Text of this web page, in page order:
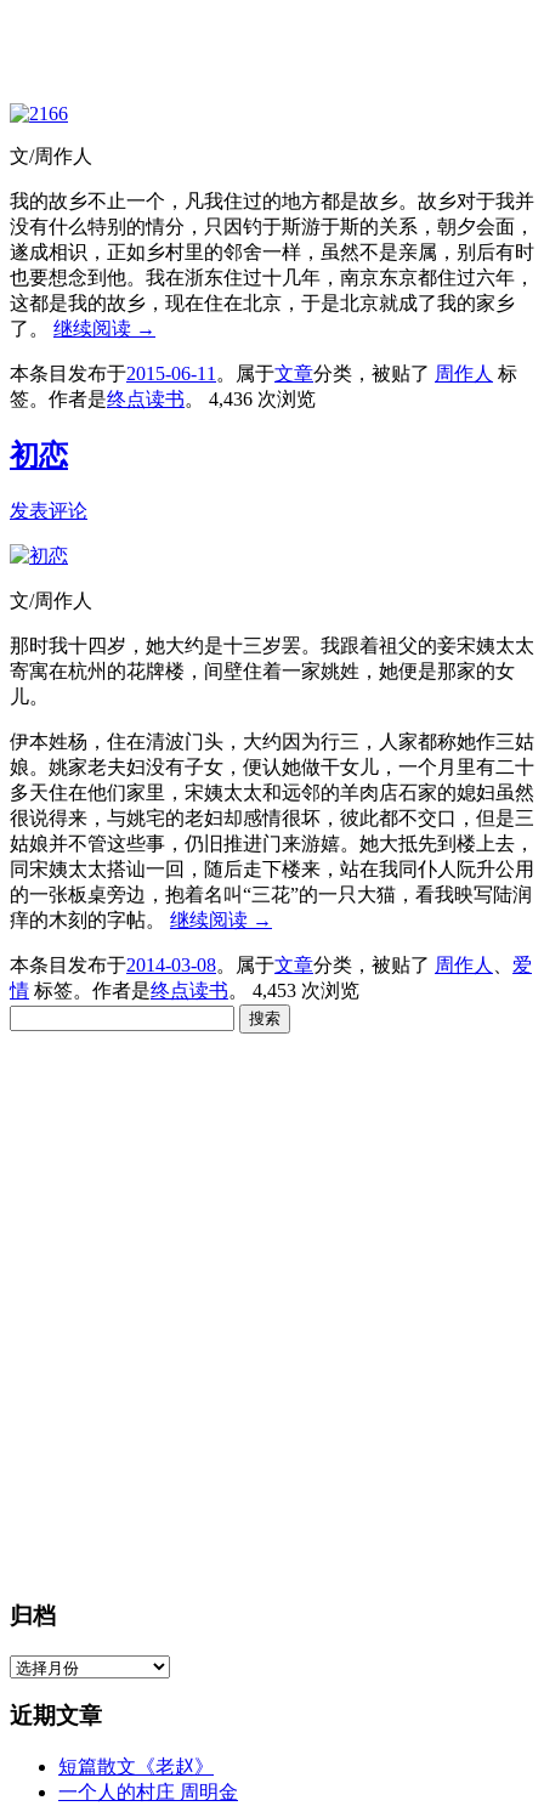
文/周作人
我的故乡不止一个，凡我住过的地方都是故乡。故乡对于我并
没有什么特别的情分，只因钓于斯游于斯的关系，朝夕会面，
遂成相识，正如乡村里的邻舍一样，虽然不是亲属，别后有时
也要想念到他。我在浙东住过十几年，南京东京都住过六年，
这都是我的故乡，现在住在北京，于是北京就成了我的家乡
了。 继续阅读 →
本条目发布于2015-06-11 。属于文章分类，被贴了 周作人 标
签。 作者是终点读书。 4,436 次浏览
初恋
发表评论
文/周作人
那时我十四岁，她大约是十三岁罢。我跟着祖父的妾宋姨太太
寄寓在杭州的花牌楼，间壁住着一家姚姓，她便是那家的女
儿。
伊本姓杨，住在清波门头，大约因为行三，人家都称她作三姑
娘。姚家老夫妇没有子女，便认她做干女儿，一个月里有二十
多天住在他们家里，宋姨太太和远邻的羊肉店石家的媳妇虽然
很说得来，与姚宅的老妇却感情很坏，彼此都不交口，但是三
姑娘并不管这些事，仍旧推进门来游嬉。她大抵先到楼上去，
同宋姨太太搭讪一回，随后走下楼来，站在我同仆人阮升公用
的一张板桌旁边，抱着名叫“三花”的一只大猫，看我映写陆润
痒的木刻的字帖。 继续阅读 →
本条目发布于2014-03-08。属于文章分类，被贴了 周作人
爱
情 标签。 作者是终点读书。
4,453 次浏览
归档
归
近期文章
短篇散文《老赵》
一个人的村庄 周明金